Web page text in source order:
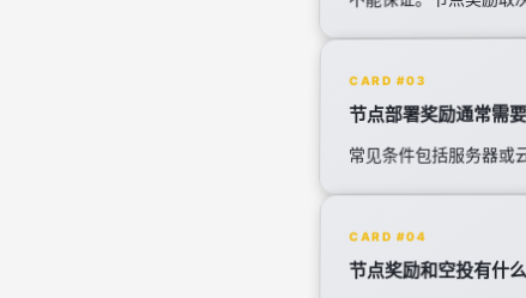
CARD #03
节点部署奖励通常需
常见条件包括服务器或
CARD #04
节点奖励和空投有什么